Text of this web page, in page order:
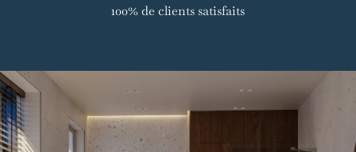
100% de clients satisfaits